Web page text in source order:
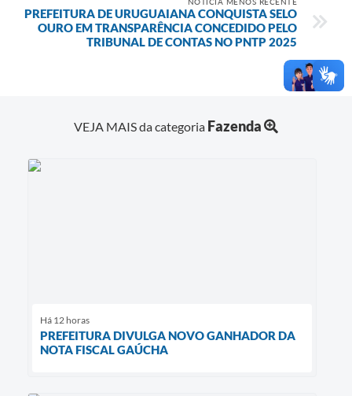
PREFEITURA DE URUGUAIANA CONQUISTA SELO
OURO EM TRANSPARÊNCIA CONCEDIDO PELO
TRIBUNAL DE CONTAS NO PNTP 2025
VEJA MAIS da categoria Fazenda
Há 12 horas
PREFEITURA DIVULGA NOVO GANHADOR DA
NOTA FISCAL GAÚCHA